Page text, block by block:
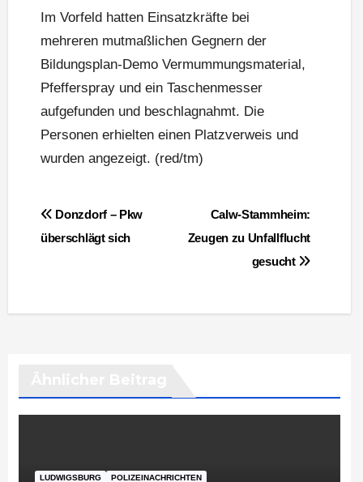
Im Vorfeld hatten Einsatzkräfte bei
mehreren mutmaßlichen Gegnern der
Bildungsplan-Demo Vermummungsmaterial,
Pfefferspray und ein Taschenmesser
aufgefunden und beschlagnahmt. Die
Personen erhielten einen Platzverweis und
wurden angezeigt. (red/tm)
BeitragsnavigationCalw-Stammheim:
Zeugen zu Unfallflucht
gesucht
Donzdorf – Pkw
überschlägt sich
LUDWIGSBURG POLIZEINACHRICHTEN